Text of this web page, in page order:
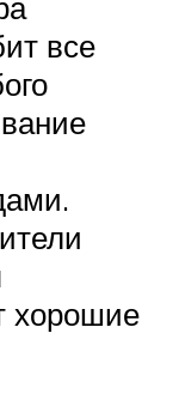
все
хорошие